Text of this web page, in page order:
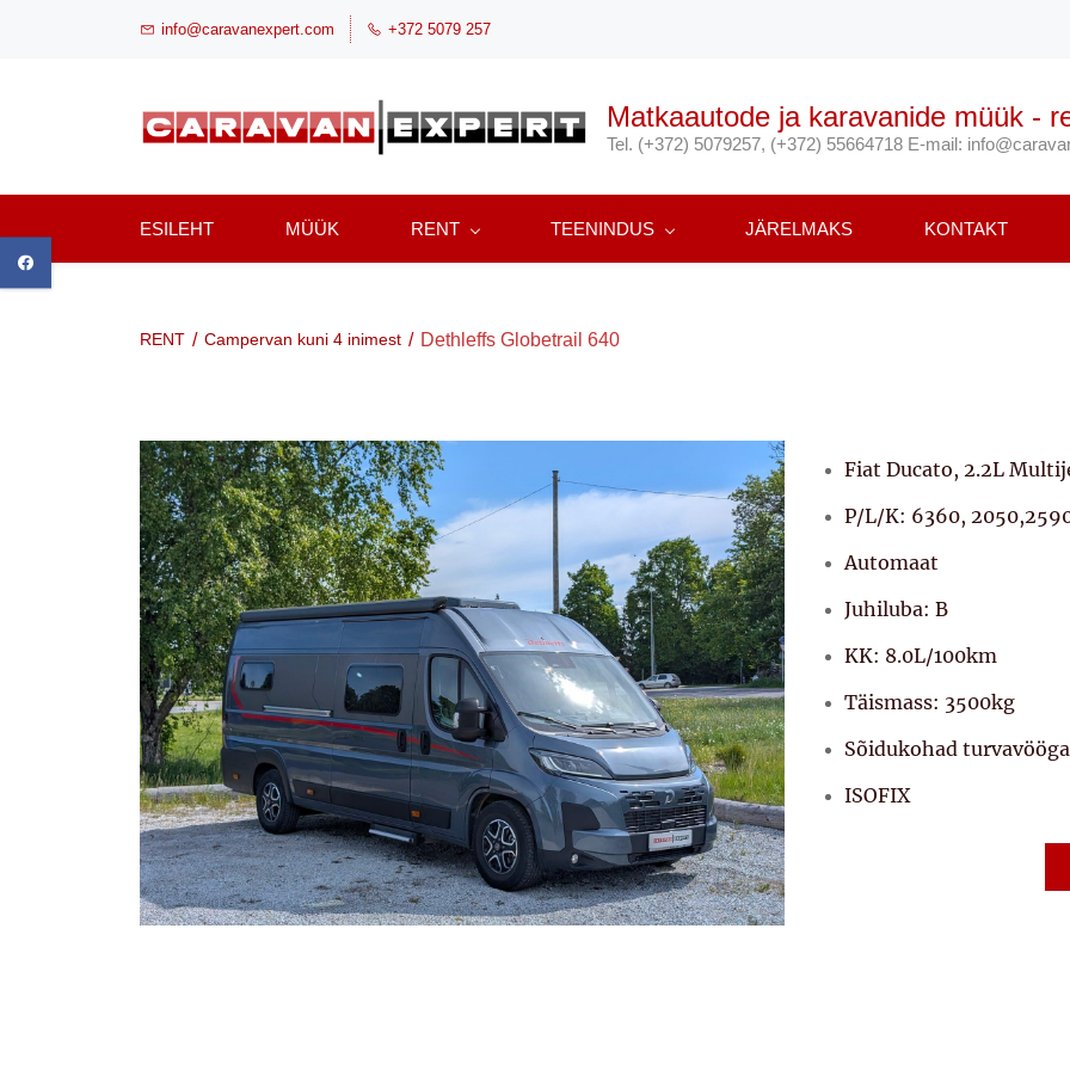
info@caravanexpert.com +372 5079 257
Matkaautode ja karavanide müük -
Tel. (+372) 5079257, (+372) 55664718 E-mail:
ESILEHT MÜÜK RENT TEENINDUS JÄRELMAKS KONTAKT
RENT / Campervan kuni 4 inimest / Dethleffs Globetrail 640
Fiat Ducato, 2.2L
P/L/K: 6360,
Automaat
Juhiluba: B
KK: 8.0L/100km
Täismass: 3500kg
Sõidukohad
ISOFIX